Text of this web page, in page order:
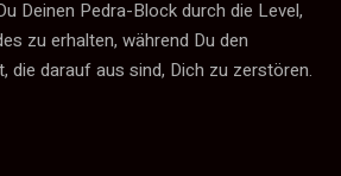
Deinen Pedra-Block durch die Level,
zu erhalten, während Du den
die darauf aus sind, Dich zu zerstören.